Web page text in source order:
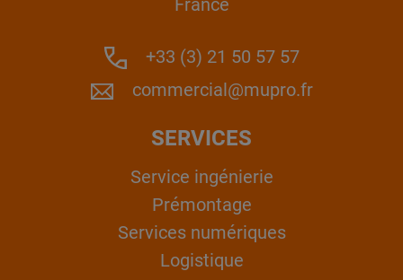
France
+33 (3) 21 50 57 57
commercial@mupro.fr
SERVICES
Service ingénierie
Prémontage
Services numériques
Logistique